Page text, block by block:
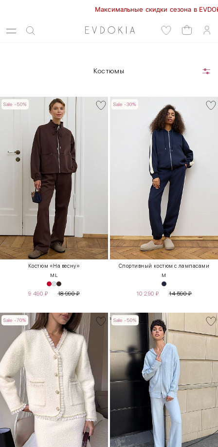
Максимальные скидки сезона в
Костюмы
Sale -50%
Костюм «На весну»
M L
9 490 ₽ 18 990₽
Sale -30%
Спортивный костюм с лампасами
M
10 290 ₽ 14 590₽
Sale -70% Sale -50%